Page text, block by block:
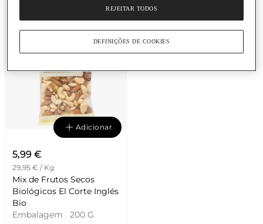
Adicionar
5,99 €
29,95 € / Kg
Mix de Frutos Secos
Biológicos El Corte Inglés
Bio
Embalagem
200 G
REJEITAR TODOS
DEFINIÇÕES DE COOKIES